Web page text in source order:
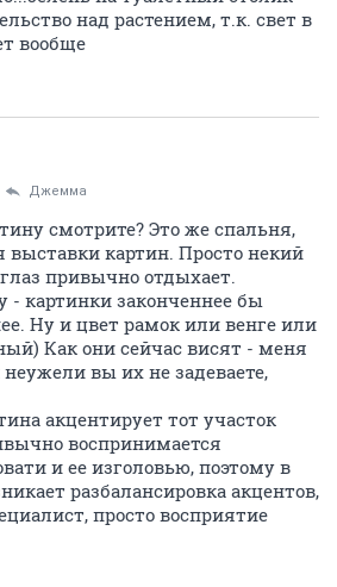
над растением, т.к. свет в
вообще
Джемма
смотрите? Это же спальня,
выставки картин. Просто некий
привычно отдыхает.
- картинки законченнее бы
Ну и цвет рамок или венге или
Как они сейчас висят - меня
вы их не задеваете,
акцентирует тот участок
воспринимается
и ее изголовью, поэтому в
разбалансировка акцентов,
просто восприятие